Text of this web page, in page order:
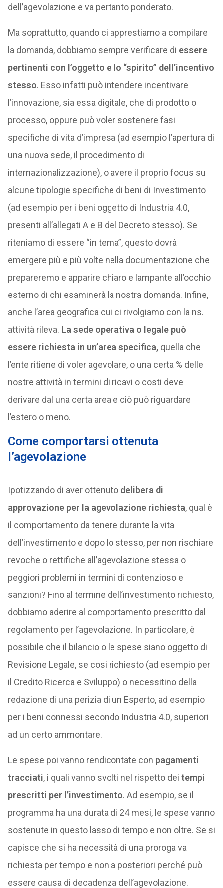
dell’agevolazione e va pertanto ponderato.
Ma soprattutto, quando ci apprestiamo a compilare
la domanda, dobbiamo sempre verificare di essere
pertinenti con l’oggetto e lo “spirito” dell’incentivo
stesso. Esso infatti può intendere incentivare
l’innovazione, sia essa digitale, che di prodotto o
processo, oppure può voler sostenere fasi
specifiche di vita d’impresa (ad esempio l’apertura di
una nuova sede, il procedimento di
internazionalizzazione), o avere il proprio focus su
alcune tipologie specifiche di beni di Investimento
(ad esempio per i beni oggetto di Industria 4.0,
presenti all’allegati A e B del Decreto stesso). Se
riteniamo di essere “in tema”, questo dovrà
emergere più e più volte nella documentazione che
prepareremo e apparire chiaro e lampante all’occhio
esterno di chi esaminerà la nostra domanda. Infine,
anche l’area geografica cui ci rivolgiamo con la ns.
attività rileva. La sede operativa o legale può
essere richiesta in un’area specifica,quella che
l’ente ritiene di voler agevolare, o una certa % delle
nostre attività in termini di ricavi o costi deve
derivare dal una certa area e ciò può riguardare
l’estero o meno.
Come comportarsi ottenuta
l’agevolazione
Ipotizzando di aver ottenuto delibera di
approvazione per la agevolazione richiesta, qual è
il comportamento da tenere durante la vita
dell’investimento e dopo lo stesso, per non rischiare
revoche o rettifiche all’agevolazione stessa o
peggiori problemi in termini di contenzioso e
sanzioni? Fino al termine dell’investimento richiesto,
dobbiamo aderire al comportamento prescritto dal
regolamento per l’agevolazione. In particolare, è
possibile che il bilancio o le spese siano oggetto di
Revisione Legale, se cosi richiesto (ad esempio per
il Credito Ricerca e Sviluppo) o necessitino della
redazione di una perizia di un Esperto, ad esempio
per i beni connessi secondo Industria 4.0, superiori
ad un certo ammontare.
Le spese poi vanno rendicontate con pagamenti
tracciati, i quali vanno svolti nel rispetto dei tempi
prescritti per l’investimento. Ad esempio, se il
programma ha una durata di 24 mesi, le spese vanno
sostenute in questo lasso di tempo e non oltre. Se si
capisce che si ha necessità di una proroga va
richiesta per tempo e non a posteriori perché può
essere causa di decadenza dell’agevolazione.